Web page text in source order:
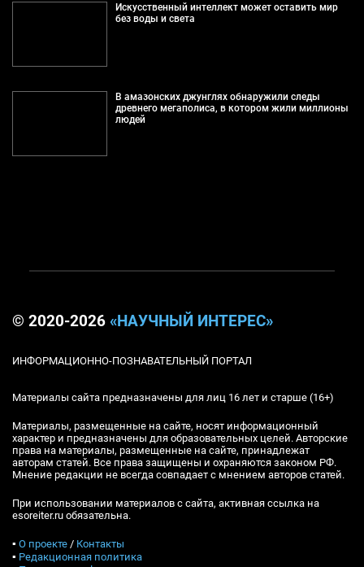
Искусственный интеллект может оставить мир
без воды и света
В амазонских джунглях обнаружили следы
древнего мегаполиса, в котором жили миллионы
людей
© 2020-2026 «НАУЧНЫЙ ИНТЕРЕС»
ИНФОРМАЦИОННО-ПОЗНАВАТЕЛЬНЫЙ ПОРТАЛ
Материалы сайта предназначены для лиц 16 лет и старше (16+)
Материалы, размещенные на сайте, носят информационный
характер и предназначены для образовательных целей. Авторские
права на материалы, размещенные на сайте, принадлежат
авторам статей. Все права защищены и охраняются законом РФ.
Мнение редакции не всегда совпадает с мнением авторов статей.
При использовании материалов с сайта, активная ссылка на
esoreiter.ru обязательна.
▪ О проекте / Контакты
▪ Редакционная политика